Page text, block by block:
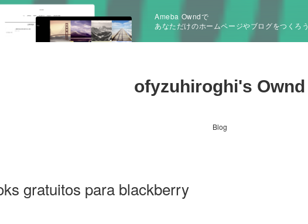
Ameba Owndで
あなただけのホームページやブログをつくろう
ofyzuhiroghi's Ownd
Blog
gratuitos para blackberry